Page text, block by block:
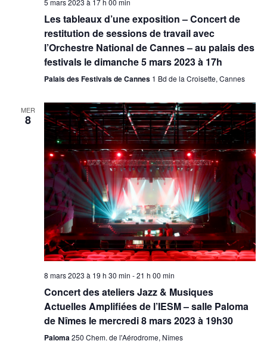
5 mars 2023 à 17 h 00 min
Les tableaux d’une exposition – Concert de
restitution de sessions de travail avec
l’Orchestre National de Cannes – au palais des
festivals le dimanche 5 mars 2023 à 17h
Palais des Festivals de Cannes 1 Bd de la Croisette, Cannes
MER
8
8 mars 2023 à 19 h 30 min -21 h 00 min
Concert des ateliers Jazz & Musiques
Actuelles Amplifiées de l’IESM – salle Paloma
de Nîmes le mercredi 8 mars 2023 à 19h30
Paloma250 Chem. de l'Aérodrome, Nîmes